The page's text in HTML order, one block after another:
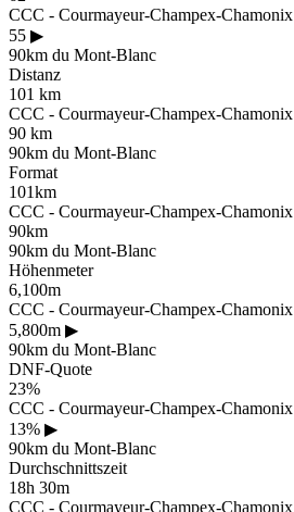
CCC - Courmayeur-Champex-Chamonix
55 ▶
90km du Mont-Blanc
Distanz
101 km
CCC - Courmayeur-Champex-Chamonix
90 km
90km du Mont-Blanc
Format
101km
CCC - Courmayeur-Champex-Chamonix
90km
90km du Mont-Blanc
Höhenmeter
6,100m
CCC - Courmayeur-Champex-Chamonix
5,800m ▶
90km du Mont-Blanc
DNF-Quote
23%
CCC - Courmayeur-Champex-Chamonix
13% ▶
90km du Mont-Blanc
Durchschnittszeit
18h 30m
CCC - Courmayeur-Champex-Chamonix